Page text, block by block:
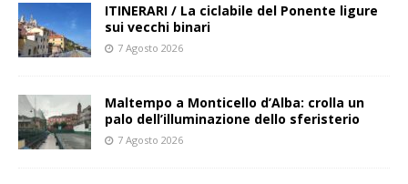
ITINERARI / La ciclabile del Ponente ligure
sui vecchi binari
7 Agosto 2026
Maltempo a Monticello d’Alba: crolla un
palo dell’illuminazione dello sferisterio
7 Agosto 2026